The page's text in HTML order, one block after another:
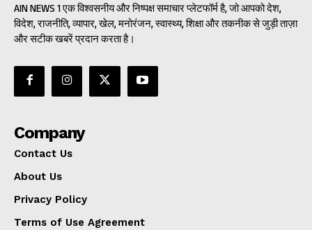
AIN NEWS 1 एक विश्वसनीय और निष्पक्ष समाचार प्लेटफॉर्म है, जो आपको देश,
विदेश, राजनीति, व्यापार, खेल, मनोरंजन, स्वास्थ्य, शिक्षा और तकनीक से जुड़ी ताज़ा
और सटीक खबरें प्रदान करता है।
Company
Contact Us
About Us
Privacy Policy
Terms of Use Agreement